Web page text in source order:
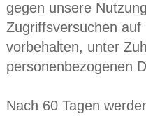
gegen unsere
Zugriffsversuchen
vorbehalten, unter
personenbezogenen
Nach 60 Tagen